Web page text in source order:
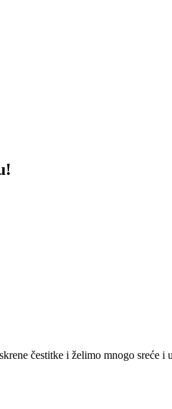
čestitke i želimo mnogo sreće i